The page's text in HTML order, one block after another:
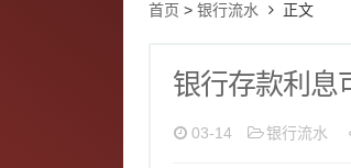
首页 >银行流水 正文
银行存款利息
03-14 银行流水